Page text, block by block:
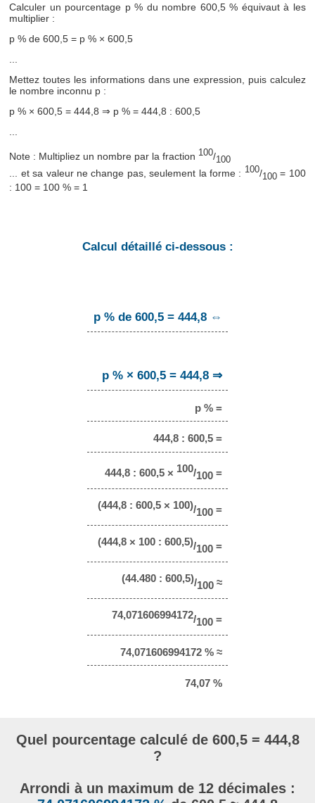
Calculer un pourcentage p % du nombre 600,5 % équivaut à les
multiplier :
p % de 600,5 = p % × 600,5
Mettez toutes les informations dans une expression, puis calculez
le nombre inconnu p :
p % × 600,5 = 444,8 ⇒ p % = 444,8 : 600,5
...
Note : Multipliez un nombre par la fraction 100/100
... et sa valeur ne change pas, seulement la forme : 100/100= 100
: 100 = 100 % = 1
Calcul détaillé ci-dessous :
p % de 600,5 = 444,8 ⇔
p % × 600,5 = 444,8 ⇒
p % =
444,8 : 600,5 =
444,8 : 600,5 × 100/100 =
(444,8 : 600,5 × 100)/100 =
(444,8 × 100 : 600,5)/100 =
(44.480 : 600,5)/100 ≈
74,071606994172/100 =
74,071606994172 % ≈
74,07 %
Quel pourcentage calculé de 600,5 = 444,8
?
Arrondi à un maximum de 12 décimales :